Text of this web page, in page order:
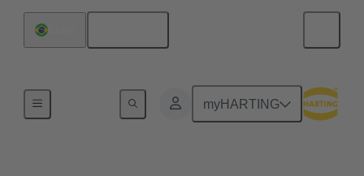
myHARTING